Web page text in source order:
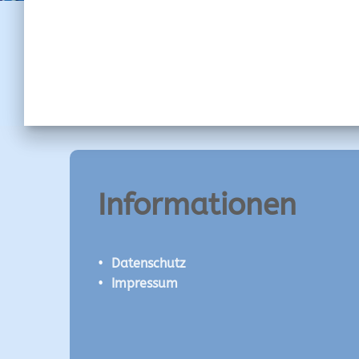
Informationen
• Datenschutz
•
Impressum